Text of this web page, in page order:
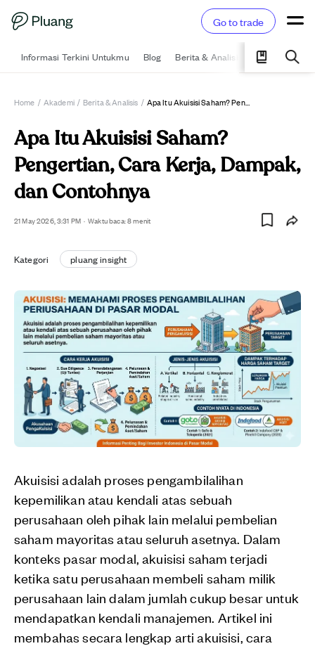
Go to trade
Informasi Terkini Untukmu Blog Berita & Analisis Pelajari
Home / Akademi / Berita & Analisis / Apa Itu Akuisisi Saham? Pengertian, Cara Kerja, Dampak, Dan Contohnya
Apa Itu Akuisisi Saham?
Pengertian, Cara Kerja, Dampak,
dan Contohnya
21 May 2026, 3:31 PM · Waktu baca: 8 menit
Kategori pluang insight
Akuisisi adalah proses pengambilalihan
kepemilikan atau kendali atas sebuah
perusahaan oleh pihak lain melalui pembelian
saham mayoritas atau seluruh asetnya. Dalam
konteks pasar modal, akuisisi saham terjadi
ketika satu perusahaan membeli saham milik
perusahaan lain dalam jumlah cukup besar untuk
mendapatkan kendali manajemen. Artikel ini
membahas secara lengkap arti akuisisi, cara